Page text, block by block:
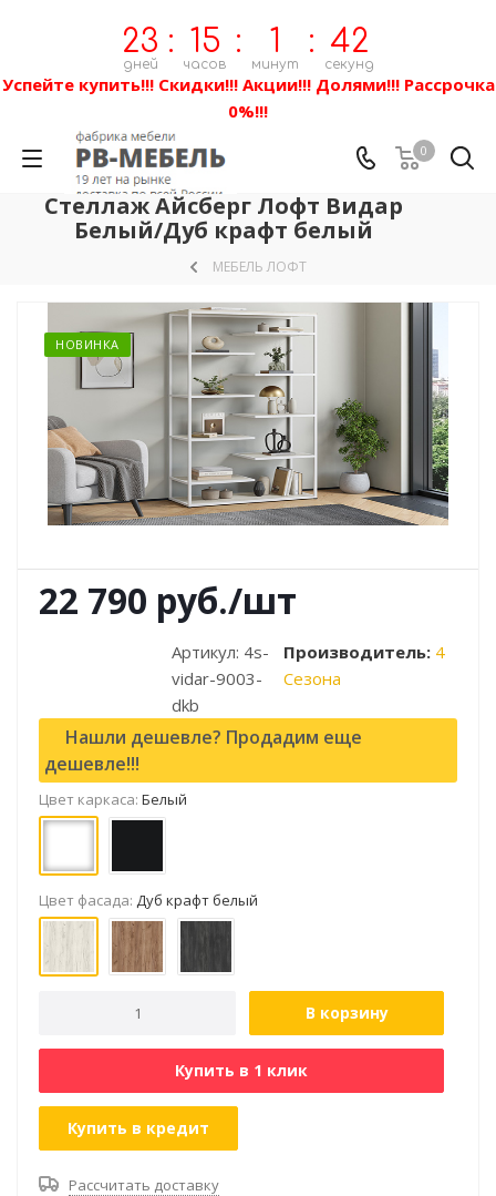
23
дней
: 15
часов
: 1
минут
: 42
секунд
Успейте купить!!! Скидки!!! Акции!!! Долями!!! Рассрочка
0%!!!
0
Стеллаж Айсберг Лофт Видар
Белый/Дуб крафт белый
МЕБЕЛЬ ЛОФТ
НОВИНКА
22 790 руб./шт
Артикул: 4s-
vidar-9003-
dkb
Производитель: 4
Сезона
Нашли дешевле? Продадим еще
дешевле!!!
Цвет каркаса: Белый
Цвет фасада: Дуб крафт белый
В корзину
Купить в 1 клик
Купить в кредит
Рассчитать доставку